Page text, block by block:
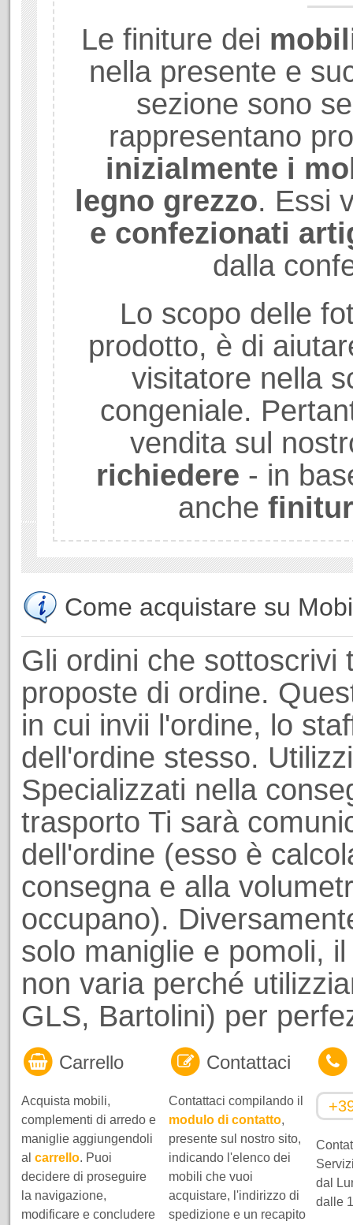
Le finiture dei
nella presente e
sezione sono
rappresentano
inizialmente i
legno grezzo. Essi
e confezionati
dalla
Lo scopo delle
prodotto, è di
visitatore nella
congeniale.
vendita sul
richiedere - in
anche
Come acquistare su
Gli ordini che sottoscrivi
proposte di ordine.
in cui invii l'ordine, lo
dell'ordine stesso.
Specializzati nella
trasporto Ti sarà
dell'ordine (esso è
consegna e alla
occupano).
solo maniglie e pomoli,
non varia perché
GLS, Bartolini) per
Carrello
Acquista mobili,
complementi di arredo e
maniglie aggiungendoli
al carrello. Puoi
decidere di proseguire
la navigazione,
modificare e concludere
Contattaci
Contattaci compilando il
modulo di contatto,
presente sul nostro sito,
indicando l'elenco dei
mobili che vuoi
acquistare, l'indirizzo di
spedizione e un recapito
dal
dalle